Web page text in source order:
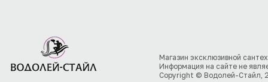
Магазин эксклюзивной
Информация на сайте не
Copyright © Водолей-Стайл,